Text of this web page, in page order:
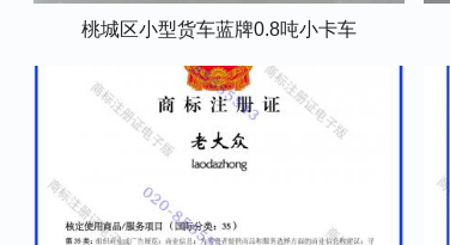
桃城区小型货车蓝牌0.8吨小卡车